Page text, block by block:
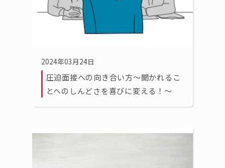
2024年03月24日
圧迫面接への向き合い方〜聞かれるこ
とへのしんどさを喜びに変える！〜